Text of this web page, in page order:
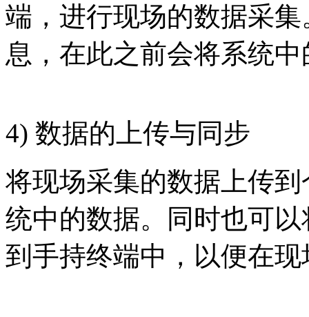
端，进行现场的数据采
息，在此之前会将系统
4) 数据的上传与同
将现场采集的数据上传
统中的数据。同时也可
到手持终端中，以便在